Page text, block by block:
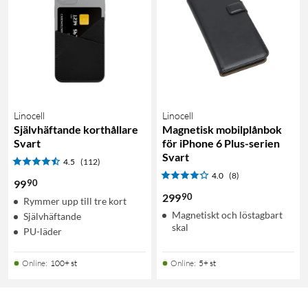
Linocell
Självhäftande korthållare
Svart
4.5 (112)
9990
Rymmer upp till tre kort
Självhäftande
PU-läder
Online: 100+ st
Linocell
Magnetisk mobilplånbok
för iPhone 6 Plus-serien
Svart
4.0 (8)
29990
Magnetiskt och löstagbart
skal
Online: 5+ st